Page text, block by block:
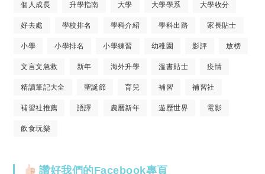
個人成長 升學指南 大學 大學學系 大學收分
好去處 學校排名 學科介紹 學科出路 家長貼士
小學 小學排名 小學練習 幼稚園 影評 放榜
文言文急救 新年 海外升學 溫書貼士 疫情
精讀筆記大全 聖誕節 育兒 補習 補習社
補習社推薦 語譯 農曆新年 遊歷世界 電影
飲食玩樂
讚好我們的Facebook專頁